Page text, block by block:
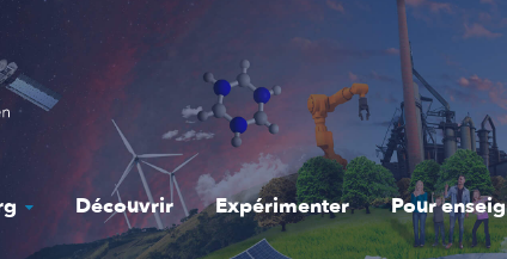
Découvrir Expérimenter Pour